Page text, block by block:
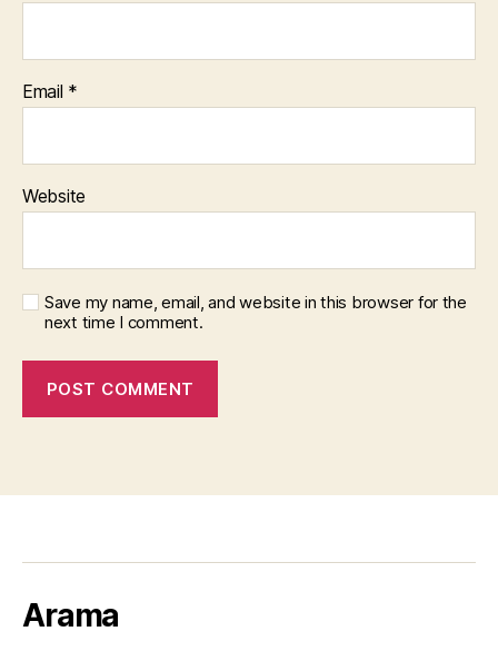
Email *
Website
Save my name, email, and website in this browser for the
next time I comment.
Arama